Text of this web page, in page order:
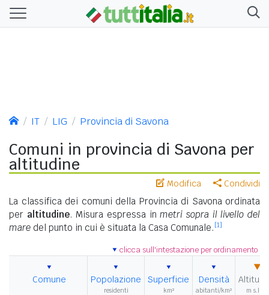
IT LIG Provincia di Savona
Comuni in provincia di Savona per
altitudine
Modifica Condividi
La classifica dei comuni della Provincia di Savona ordinata
per altitudine. Misura espressa inmetri sopra il livello del
mare del punto in cui è situata la Casa Comunale. [1]
clicca sull'intestazione per ordinamento
Comune Popolazione
residenti
Superficie
km²
Densità
abitanti/km² m s.l.m.